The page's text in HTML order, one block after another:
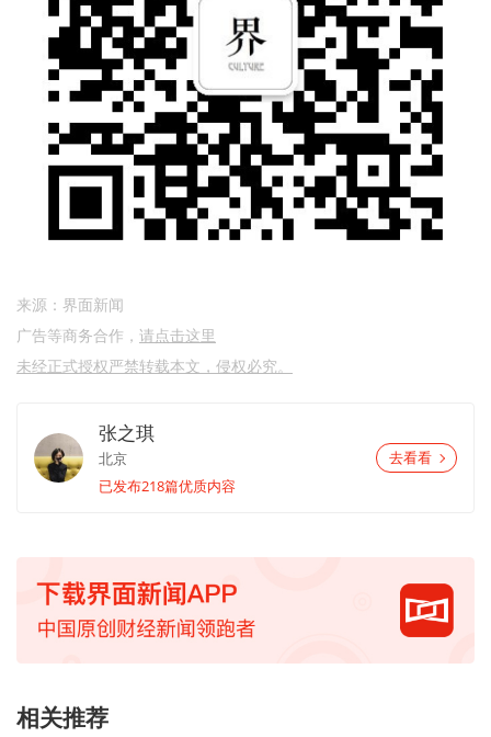
来源：界面新闻
广告等商务合作， 请点击这里
未经正式授权严禁转载本文，侵权必究。
张之琪
北京
已发布218篇优质内容
去看看
相关推荐